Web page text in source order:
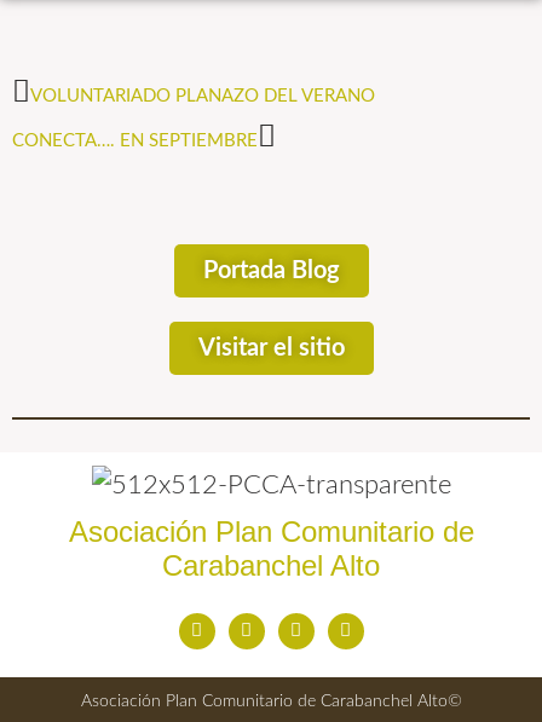
VOLUNTARIADO PLANAZO DEL VERANO
CONECTA…. EN SEPTIEMBRE
Portada Blog
Visitar el sitio
Asociación Plan Comunitario de
Carabanchel Alto
Asociación Plan Comunitario de Carabanchel Alto©